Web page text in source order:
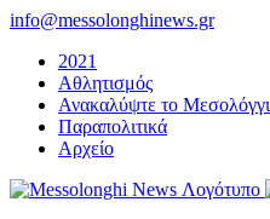
Μετάβαση
περιεχόμενο
info@messolonghinews.gr
2021
Αθλητισμός
Ανακαλύψτε το Μεσολόγγι
Παραπολιτικά
Αρχείο